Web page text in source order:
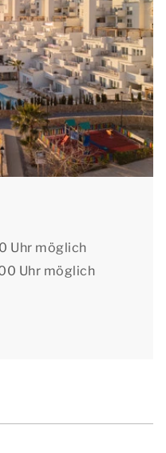
einen guten
Veranschaulichung.
Uhr möglich
Uhr möglich